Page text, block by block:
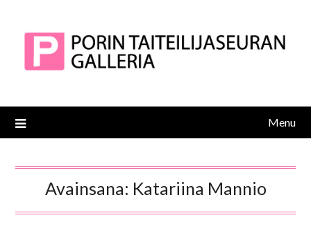
Menu
Avainsana: Katariina Mannio